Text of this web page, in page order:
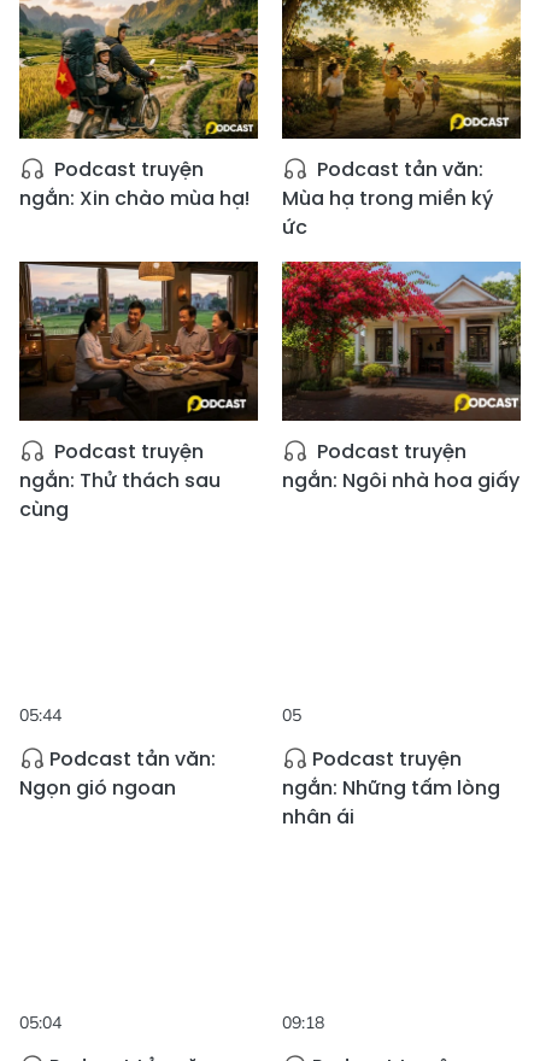
Podcast truyện
ngắn: Xin chào mùa hạ!
Podcast tản văn:
Mùa hạ trong miền ký
ức
Podcast truyện
ngắn: Thử thách sau
cùng
Podcast truyện
ngắn: Ngôi nhà hoa giấy
05:44
Podcast tản văn:
Ngọn gió ngoan
05
Podcast truyện
ngắn: Những tấm lòng
nhân ái
05:04 09:18